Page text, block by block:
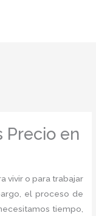
Precio en
vivir o para trabajar
el proceso de
tiempo,